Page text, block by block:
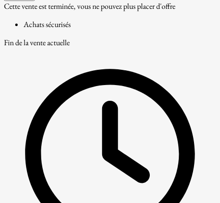
Cette vente est terminée, vous ne pouvez plus placer d'offre
Achats sécurisés
Fin de la vente actuelle